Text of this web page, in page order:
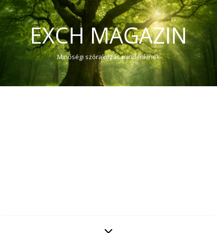
EXCH MAGAZIN
Minőségi szórakozás mindenkinek